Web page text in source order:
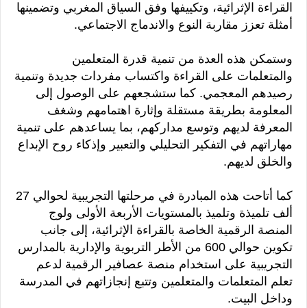
القراءة الإثرائية، وتكييفها وفق السياق المغربي وتضمينها
أمثلة تعزز مقاربة النوع والاندماج الاجتماعي.
وستمكن هذه العدة من تنمية قدرة المتعلمين
والمتعلمات على القراءة واكتساب مفردات جديدة وتنمية
رصيدهم المعجمي. كما ستشجعهم على الوصول إلى
المعلومة بطريقة مستقلة وإثارة اهتمامهم وشغف
المعرفة لديهم وتوسع مداركهم، بما يساعدهم على تنمية
مهاراتهم في التفكير التحليلي والتعبير وإذكاء روح الإبداع
والخلق لديهم.
كما أتاحت هذه المبادرة في مرحلتها التجريبية لحوالي 27
ألف تلميذة وتلميذ بالمستويات الأربعة الأولى ولوج
المنصة الرقمية الخاصة بالقراءة الإثرائية، إلى جانب
تكوين حوالي 600 من الأطر التربوية والإدارية بالمدارس
التجريبية على استخدام منصة عصافير الرقمية لدعم
تعلم المتعلمات والمتعلمين وتتبع إنجازاتهم في المدرسة
وداخل البيت.